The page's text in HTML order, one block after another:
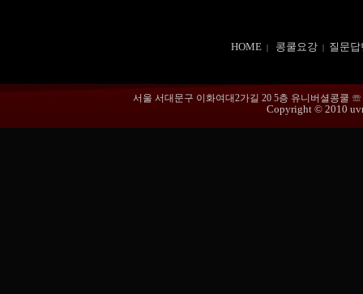
HOME | 콩쿨요강 | 질문답
서울 서대문구 이화여대2가길 20 5층 유니버셜콩쿨 ☏
Copyright © 2010